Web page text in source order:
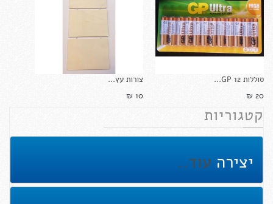
צורות עץ...
10 ₪‎
סוללות GP 12...
20 ₪‎
קטגוריות
יצירה עוד..